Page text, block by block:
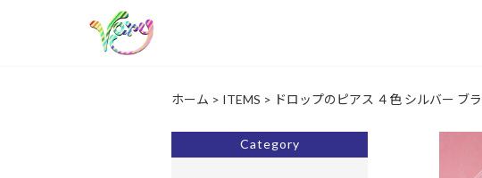
ホーム > ITEMS > ドロップのピアス ４色 シルバー
Category